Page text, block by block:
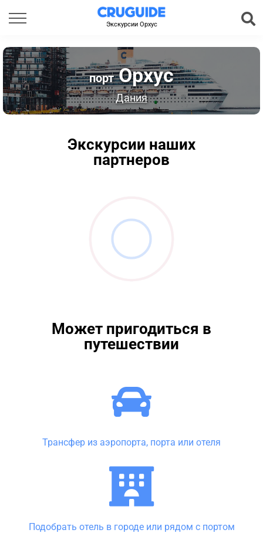
Экскурсии Орхус
портОрхус
Дания
Экскурсии наших
партнеров
Может пригодиться в
путешествии
Трансфер из аэропорта, порта или отеля
Подобрать отель в городе или рядом с портом